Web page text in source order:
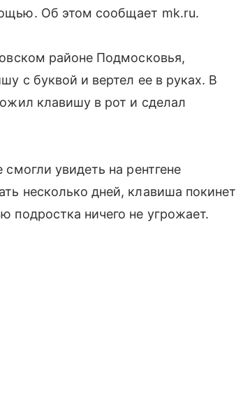
Об этом сообщает mk.ru.
районе Подмосковья,
с буквой и вертел ее в руках. В
клавишу в рот и сделал
увидеть на рентгене
несколько дней, клавиша покинет
подростка ничего не угрожает.